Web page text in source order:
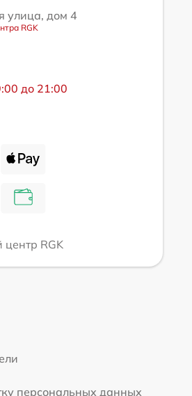
улица, дом 4
RGK
до 21:00
RGK
персональных данных